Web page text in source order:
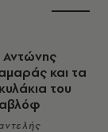
και τα
του